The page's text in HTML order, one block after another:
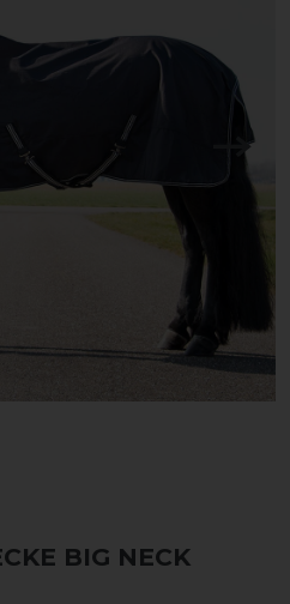
BIG NECK